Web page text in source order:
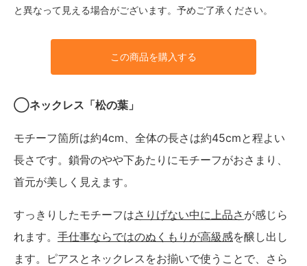
と異なって見える場合がございます。予めご了承ください。
この商品を購入する
◯ネックレス「松の葉」
モチーフ箇所は約4cm、全体の長さは約45cmと程よい
長さです。鎖骨のやや下あたりにモチーフがおさまり、
首元が美しく見えます。
すっきりしたモチーフはさりげない中に上品さ が感じら
れます。 手仕事ならではのぬくもりが高級感を醸し出し
ます。ピアスとネックレスをお揃いで使うことで、さら